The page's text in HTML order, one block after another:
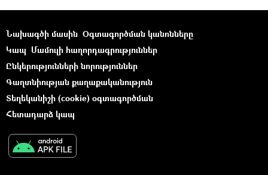
Նախագծի մասին Օգտագործման կանոնները
Կապ Մամուլի հաղորդագրություններ
Ընկերությունների նորություններ
Գաղտնիության քաղաքականություն
Տեղեկանիշի (cookie) օգտագործման
Հետադարձ կապ